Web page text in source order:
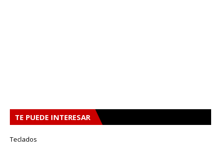
TE PUEDE INTERESAR
Teclados